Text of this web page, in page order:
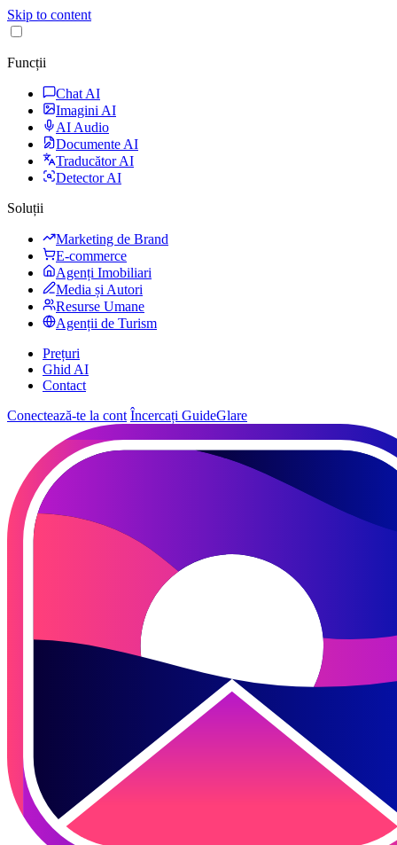
Skip to content
Funcții
Chat AI
Imagini AI
AI Audio
Documente AI
Traducător AI
Detector AI
Soluții
Marketing de Brand
E-commerce
Agenți Imobiliari
Media și Autori
Resurse Umane
Agenții de Turism
Prețuri
Ghid AI
Contact
Conectează-te la cont Încercați GuideGlare